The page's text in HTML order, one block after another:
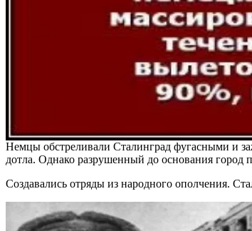
Немцы обстреливали Сталинград фугасными и
дотла. Однако разрушенный до основания город
Создавались отряды из народного ополчения.